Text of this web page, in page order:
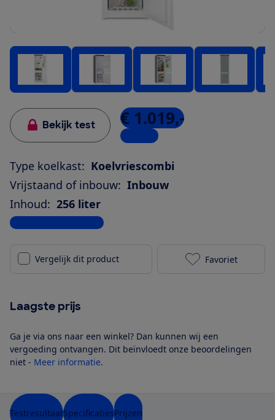
Bekijk test € 1.019,-
1 winkel
Type koelkast: Koelvriescombi
Vrijstaand of inbouw: Inbouw
Inhoud: 256 liter
Bekijk alle specificaties
Vergelijk dit product AEG
Favoriet
Laagste prijs
Ga je via ons naar een winkel? Dan kunnen wij een
vergoeding ontvangen. Dit beïnvloedt onze beoordelingen
niet - Meer informatie.
TestresultaatSpecificatiesPrijzen